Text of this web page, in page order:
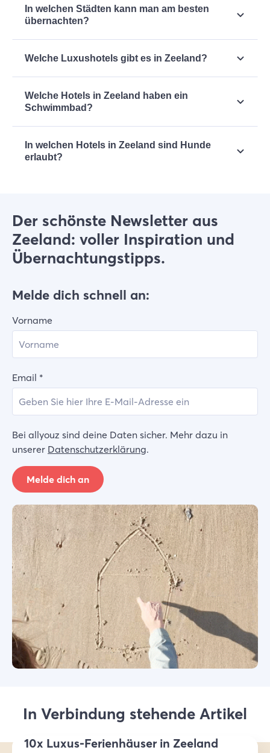
Familienurlaub. Seht euch hier alle
familienfreundlichen Unterkünfte
In welchen Städten kann man am besten
übernachten?
Urlaubsziele, aber es gibt noch viel mehr schöne
Übernachtungsmöglichkeiten in Zeeland.
Welche Luxushotels gibt es in Zeeland?
unter anderem auch Boutique-Hotels. Seht euch
hier alleLuxushotels in Zeeland
Welche Hotels in Zeeland haben ein
Schwimmbad?
Seht euch dieHotels mit Hallenbad in Zeeland
an.
In welchen Hotels in Zeeland sind Hunde
erlaubt?
Der schönste Newsletter aus
Zeeland: voller Inspiration und
Übernachtungstipps.
Melde dich schnell an:
Vorname
Email *
Bei allyouz sind deine Daten sicher. Mehr dazu in
unserer Datenschutzerklärung.
Melde dich an
In Verbindung stehende Artikel
10x Luxus-Ferienhäuser in Zeeland